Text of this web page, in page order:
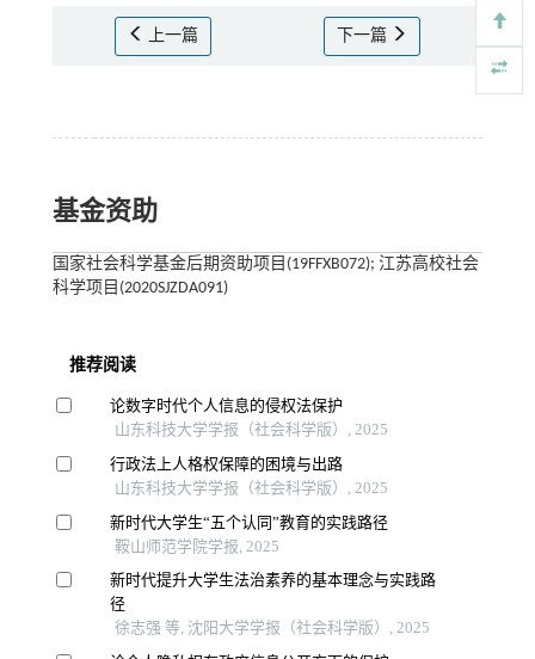
上一篇 下一篇
基金资助
国家社会科学基金后期资助项目(19FFXB072); 江苏高校社会
科学项目(2020SJZDA091)